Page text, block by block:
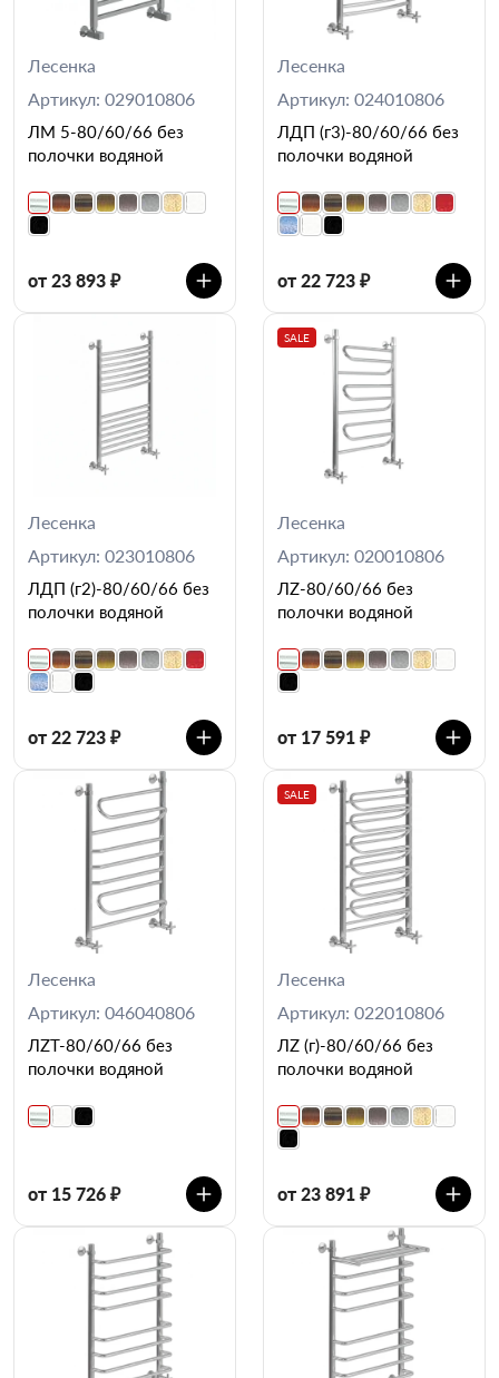
Лесенка
Артикул: 029010806
ЛМ 5-80/60/66 без
полочки водяной
от 23 893 ₽
Лесенка
Артикул: 024010806
ЛДП (г3)-80/60/66 без
полочки водяной
от 22 723 ₽
Лесенка
Артикул: 023010806
ЛДП (г2)-80/60/66 без
полочки водяной
от 22 723 ₽
SALE
Лесенка
Артикул: 020010806
ЛZ-80/60/66 без
полочки водяной
от 17 591 ₽
Лесенка
Артикул: 046040806
ЛZT-80/60/66 без
полочки водяной
от 15 726 ₽
SALE
Лесенка
Артикул: 022010806
ЛZ (г)-80/60/66 без
полочки водяной
от 23 891 ₽